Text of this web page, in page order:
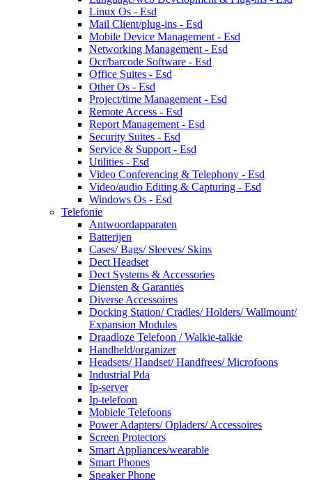
Linux Os - Esd
Mail Client/plug-ins - Esd
Mobile Device Management - Esd
Networking Management - Esd
Ocr/barcode Software - Esd
Office Suites - Esd
Other Os - Esd
Project/time Management - Esd
Remote Access - Esd
Report Management - Esd
Security Suites - Esd
Service & Support - Esd
Utilities - Esd
Video Conferencing & Telephony - Esd
Video/audio Editing & Capturing - Esd
Windows Os - Esd
Telefonie
Antwoordapparaten
Batterijen
Cases/ Bags/ Sleeves/ Skins
Dect Headset
Dect Systems & Accessories
Diensten & Garanties
Diverse Accessoires
Docking Station/ Cradles/ Holders/ Wallmount/
Expansion Modules
Draadloze Telefoon / Walkie-talkie
Handheld/organizer
Headsets/ Handset/ Handfrees/ Microfoons
Industrial Pda
Ip-server
Ip-telefoon
Mobiele Telefoons
Power Adapters/ Opladers/ Accessoires
Screen Protectors
Smart Appliances/wearable
Smart Phones
Speaker Phone